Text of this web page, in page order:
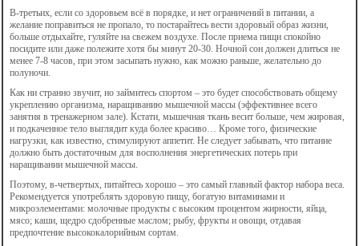
В-третьих, если со здоровьем всё в порядке, и нет ограничений в питании, а
желание поправиться не пропало, то постарайтесь вести здоровый образ жизни,
больше отдыхайте, гуляйте на свежем воздухе. После приема пищи спокойно
посидите или даже полежите хотя бы минут 20-30. Ночной сон должен длиться не
менее 7-8 часов, при этом засыпать нужно, как можно раньше, желательно до
полуночи.
Как ни странно звучит, но займитесь спортом – это будет способствовать общему
укреплению организма, наращиванию мышечной массы (эффективнее всего
занятия в тренажерном зале). Кстати, мышечная ткань весит больше, чем жировая,
и подкаченное тело выглядит куда более красиво… Кроме того, физические
нагрузки, как известно, стимулируют аппетит. Не следует забывать, что питание
должно быть достаточным для восполнения энергетических потерь при
наращивании мышечной массы.
Поэтому, в-четвертых, питайтесь хорошо – это самый главный фактор набора веса.
Рекомендуется употреблять здоровую пищу, богатую витаминами и
микроэлементами: молочные продукты с высоким процентом жирности, яйца,
мясо; каши, щедро сдобренные маслом; рыбу, фрукты и овощи, отдавая
предпочтение высококалорийным сортам.